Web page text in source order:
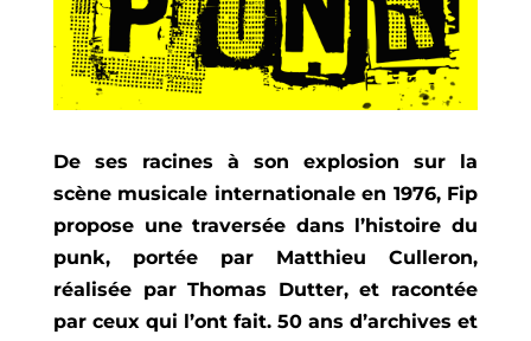
De ses racines à son explosion sur la
scène musicale internationale en 1976, Fip
propose une traversée dans l’histoire du
punk, portée par Matthieu Culleron,
réalisée par Thomas Dutter, et racontée
par ceux qui l’ont fait. 50 ans d’archives et